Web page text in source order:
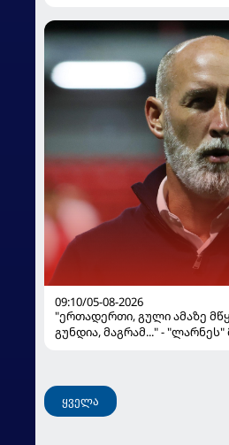
09:10/05-08-2026
"ერთადერთი, გული ამაზე
გუნდია, მაგრამ..." -
ყველა